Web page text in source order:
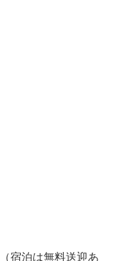
宿泊は無料送迎あ